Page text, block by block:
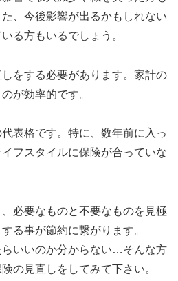
、今後影響が出るかもしれない
る方もいるでしょう。
をする必要があります。家計の
が効率的です。
表格です。特に、数年前に入っ
フスタイルに保険が合っていな
必要なものと不要なものを見極
る事が節約に繋がります。
いいのか分からない…そんな方
の見直しをしてみて下さい。